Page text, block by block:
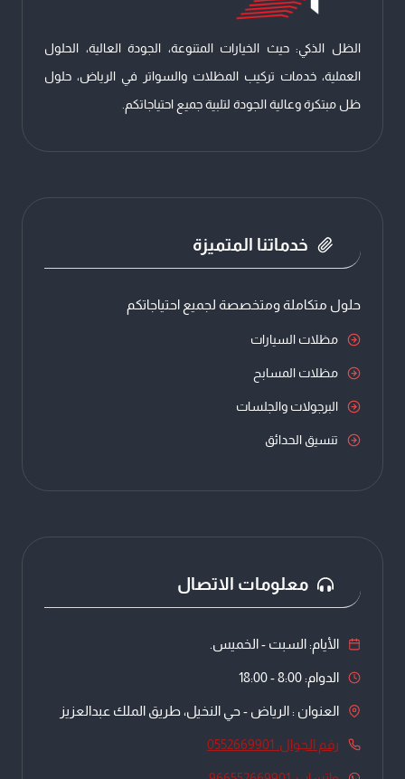
الرياض
الظل الذكي: حيث الخيارات المتنوعة، الجودة العالية، الحلول
العملية، خدمات تركيب المظلات والسواتر في الرياض، حلول
ظل مبتكرة وعالية الجودة لتلبية جميع احتياجاتكم.
خدماتنا المتميزة
حلول متكاملة ومتخصصة لجميع احتياجاتكم
مظلات السيارات
مظلات المسابح
البرجولات والجلسات
تنسيق الحدائق
معلومات الاتصال
الأيام: السبت - الخميس.
الدوام: 8:00 - 18:00
العنوان : الرياض - حي النخيل، طريق الملك عبدالعزيز
رقم الجوال: 0552669901